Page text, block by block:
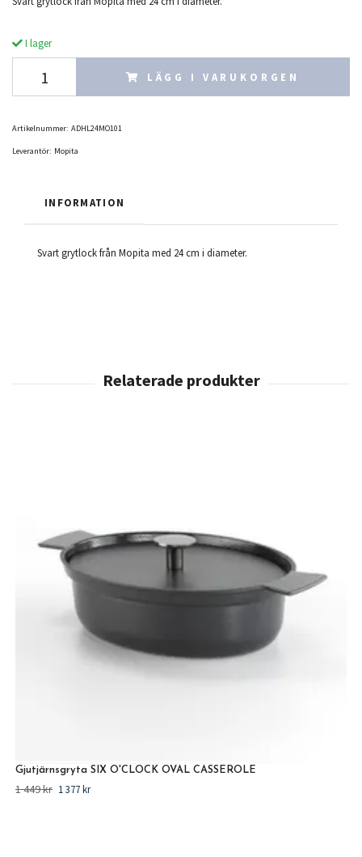
I lager
LÄGG I VARUKORGEN
Artikelnummer: ADHL24MO101
Leverantör: Mopita
INFORMATION
Svart grytlock från Mopita med 24 cm i diameter.
Gjutjärnsgryta SIX O'CLOCK OVAL CASSEROLE
1 449 kr 1 377 kr